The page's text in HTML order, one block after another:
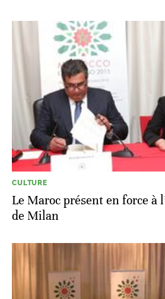
CULTURE
Le Maroc présent en force à
de Milan